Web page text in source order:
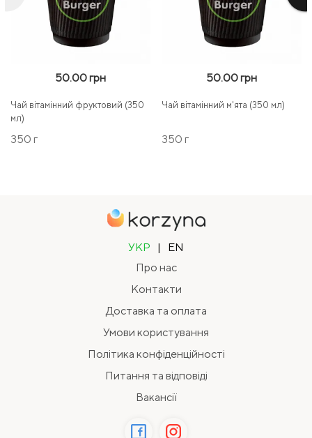
50.00 грн
Чай вітамінний фруктовий (350
мл)
350 г
50.00 грн
Чай вітамінний м'ята (350 мл)
350 г
УКР |
EN
Про нас
Контакти
Доставка та оплата
Умови користування
Політика конфіденційності
Питання та відповіді
Вакансії